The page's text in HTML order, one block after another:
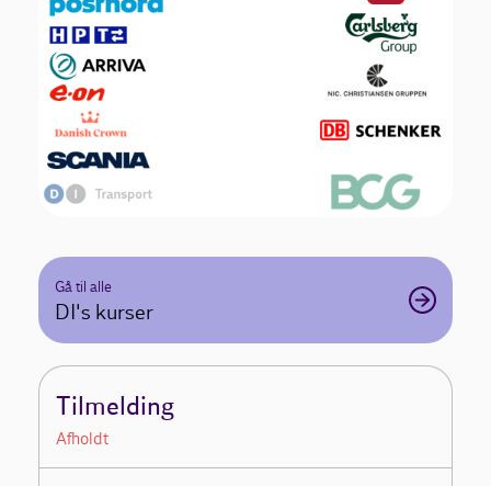
Gå til alle
DI's kurser
Tilmelding
Afholdt